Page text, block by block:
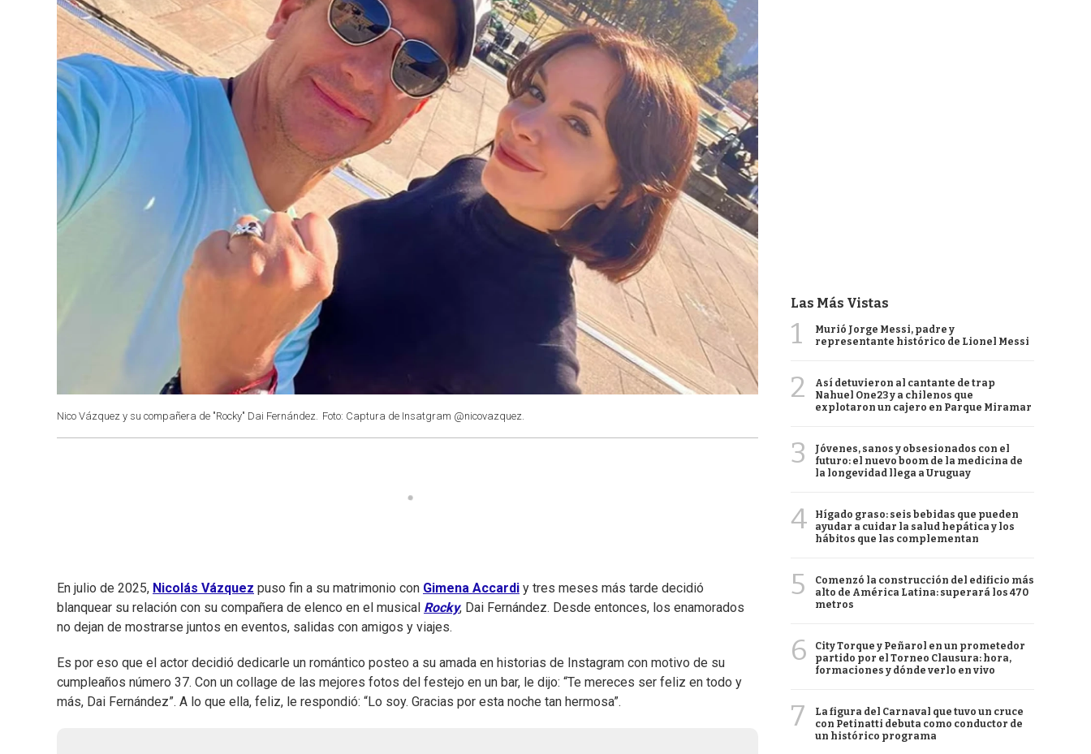
Nico Vázquez y su compañera de "Rocky" Dai Fernández. Foto: Captura de Insatgram @nicovazquez.
En julio de 2025, Nicolás Vázquez puso fin a su matrimonio con Gimena Accardi y tres meses más tarde decidió
blanquear su relación con su compañera de elenco en el musical Rocky, Dai Fernández. Desde entonces, los enamorados
no dejan de mostrarse juntos en eventos, salidas con amigos y viajes.
Es por eso que el actor decidió dedicarle un romántico posteo a su amada en historias de Instagram con motivo de su
cumpleaños número 37. Con un collage de las mejores fotos del festejo en un bar, le dijo: “Te mereces ser feliz en todo y
más, Dai Fernández”. A lo que ella, feliz, le respondió: “Lo soy. Gracias por esta noche tan hermosa”.
Las Más Vistas
1
Murió Jorge Messi, padre y
representante histórico de Lionel Messi
2
Así detuvieron al cantante de trap
Nahuel One23 y a chilenos que
explotaron un cajero en Parque Miramar
3
Jóvenes, sanos y obsesionados con el
futuro: el nuevo boom de la medicina de
la longevidad llega a Uruguay
4
Hígado graso: seis bebidas que pueden
ayudar a cuidar la salud hepática y los
hábitos que las complementan
5
Comenzó la construcción del edificio más
alto de América Latina: superará los 470
metros
6
City Torque y Peñarol en un prometedor
partido por el Torneo Clausura: hora,
formaciones y dónde verlo en vivo
7
La figura del Carnaval que tuvo un cruce
con Petinatti debuta como conductor de
un histórico programa